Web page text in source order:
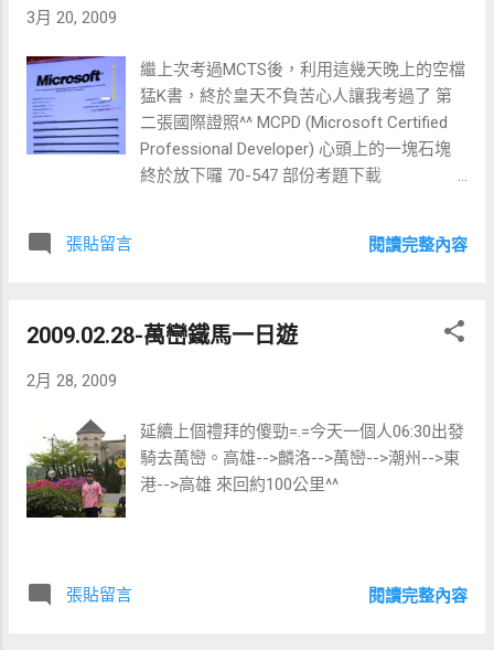
3月 20, 2009
繼上次考過MCTS後，利用這幾天晚上的空檔
猛K書，終於皇天不負苦心人讓我考過了 第
二張國際證照^^ MCPD (Microsoft Certified
Professional Developer) 心頭上的一塊石塊
終於放下囉 70-547 部份考題下載
http://blog.yam.com/slkim/article/18272672
張貼留言 閱讀完整內容
2009.02.28-萬巒鐵馬一日遊
2月 28, 2009
延續上個禮拜的傻勁=.=今天一個人06:30出發
騎去萬巒。高雄-->麟洛-->萬巒-->潮州-->東
港-->高雄 來回約100公里^^
張貼留言 閱讀完整內容